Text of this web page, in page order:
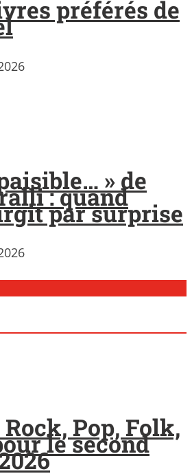
préférés de
» de
: quand
par surprise
Pop, Folk,
le second